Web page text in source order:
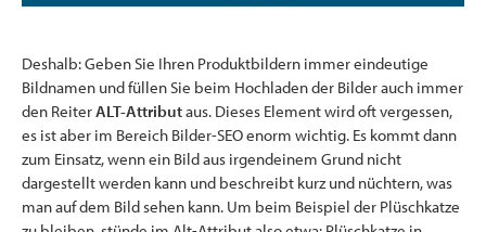
Deshalb: Geben Sie Ihren Produktbildern immer eindeutige
Bildnamen und füllen Sie beim Hochladen der Bilder auch immer
den ReiterALT-Attributaus. Dieses Element wird oft vergessen,
es ist aber im Bereich Bilder-SEO enorm wichtig. Es kommt dann
zum Einsatz, wenn ein Bild aus irgendeinem Grund nicht
dargestellt werden kann und beschreibt kurz und nüchtern, was
man auf dem Bild sehen kann. Um beim Beispiel der Plüschkatze